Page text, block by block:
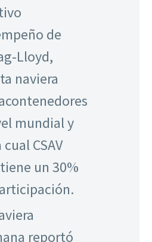
de
Lloyd,
naviera
mundial y
CSAV
un 30%
reportó